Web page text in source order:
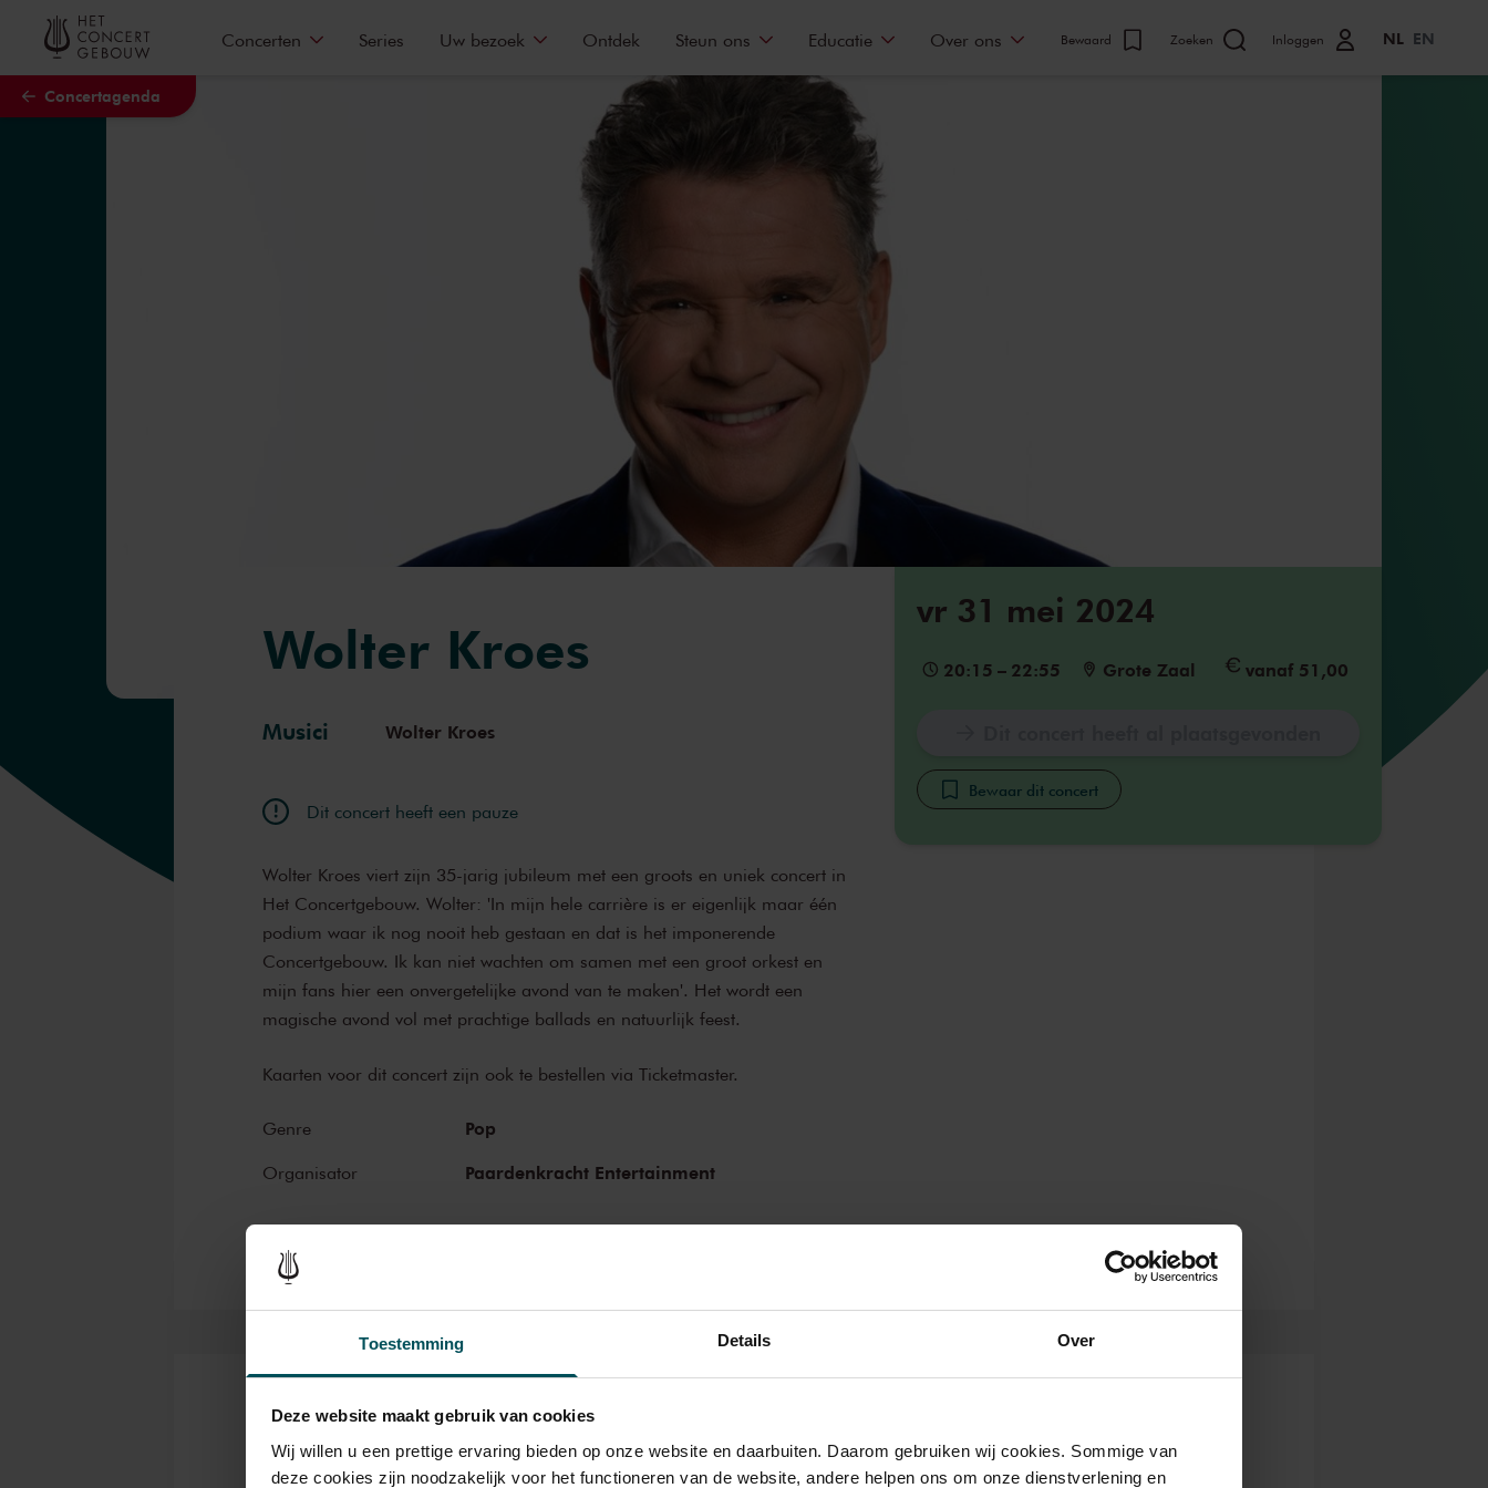
Toestemming Details Over
Deze website maakt gebruik van cookies
Wij willen u een prettige ervaring bieden op onze website en daarbuiten. Daarom gebruiken wij cookies. Sommige van
deze cookies zijn noodzakelijk voor het functioneren van de website, andere helpen ons om onze dienstverlening en
Naar hoofdcontent
Concertagenda
Concerten Series Uw bezoek Ontdek Steun ons Educatie Over ons Bewaard Zoeken Inloggen NL EN
vr 31 mei 2024
20:15 – 22:55 Grote Zaal vanaf 51,00
Bewaar dit concert
Wolter Kroes
Musici Wolter Kroes
Dit concert heeft een pauze
Wolter Kroes viert zijn 35-jarig jubileum met een groots en uniek concert in
Het Concertgebouw. Wolter: 'In mijn hele carrière is er eigenlijk maar één
podium waar ik nog nooit heb gestaan en dat is het imponerende
Concertgebouw. Ik kan niet wachten om samen met een groot orkest en
mijn fans hier een onvergetelijke avond van te maken'. Het wordt een
magische avond vol met prachtige ballads en natuurlijk feest.
Kaarten voor dit concert zijn ook te bestellen viaTicketmaster.
Genre Pop
Organisator Paardenkracht Entertainment
Kaarten